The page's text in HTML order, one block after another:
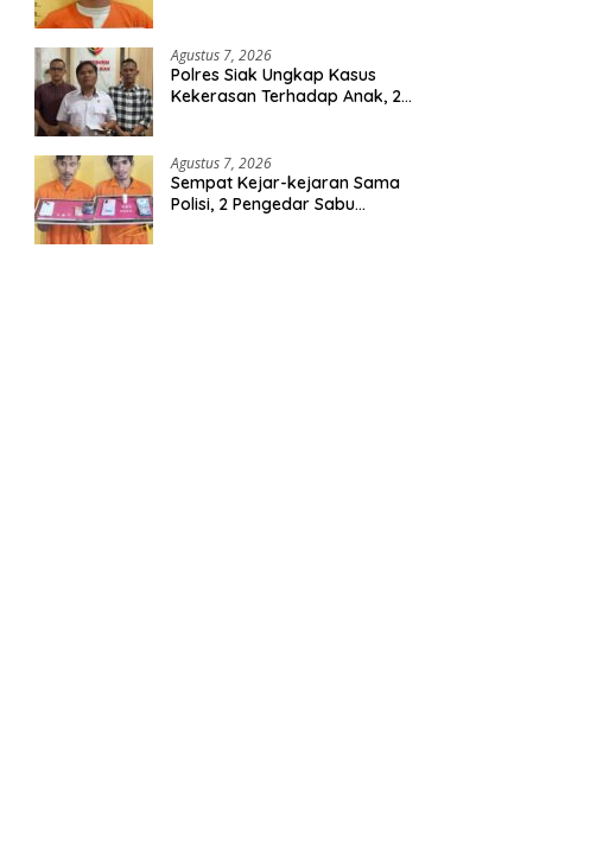
Berhasil Diamankan
Agustus 7, 2026
Polres Siak Ungkap Kasus
Kekerasan Terhadap Anak, 2
Agustus 7, 2026
Sempat Kejar-kejaran Sama
Polisi, 2 Pengedar Sabu